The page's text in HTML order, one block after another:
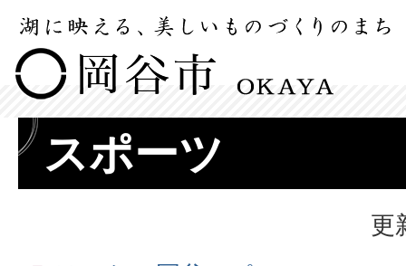
スポーツ
更